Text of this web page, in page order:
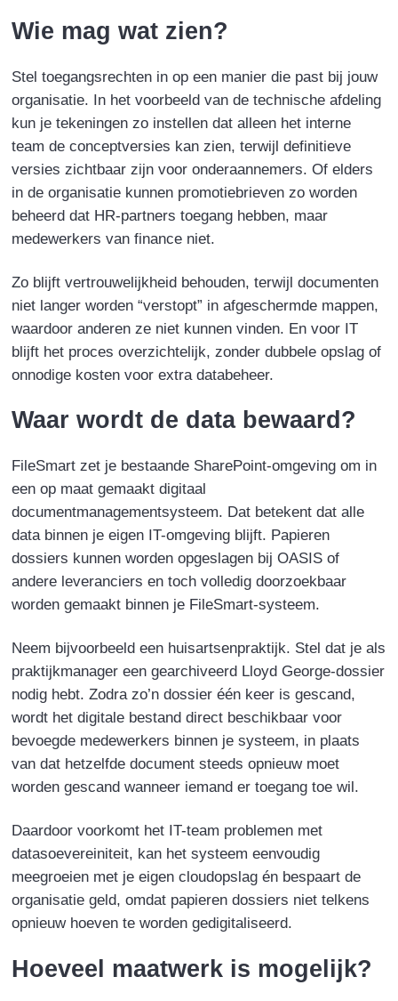
Wie mag wat zien?
Stel toegangsrechten in op een manier die past bij jouw
organisatie. In het voorbeeld van de technische afdeling
kun je tekeningen zo instellen dat alleen het interne
team de conceptversies kan zien, terwijl definitieve
versies zichtbaar zijn voor onderaannemers. Of elders
in de organisatie kunnen promotiebrieven zo worden
beheerd dat HR-partners toegang hebben, maar
medewerkers van finance niet.
Zo blijft vertrouwelijkheid behouden, terwijl documenten
niet langer worden “verstopt” in afgeschermde mappen,
waardoor anderen ze niet kunnen vinden. En voor IT
blijft het proces overzichtelijk, zonder dubbele opslag of
onnodige kosten voor extra databeheer.
Waar wordt de data bewaard?
FileSmart zet je bestaande SharePoint-omgeving om in
een op maat gemaakt digitaal
documentmanagementsysteem. Dat betekent dat alle
data binnen je eigen IT-omgeving blijft. Papieren
dossiers kunnen worden opgeslagen bij OASIS of
andere leveranciers en toch volledig doorzoekbaar
worden gemaakt binnen je FileSmart-systeem.
Neem bijvoorbeeld een huisartsenpraktijk. Stel dat je als
praktijkmanager een gearchiveerd Lloyd George-dossier
nodig hebt. Zodra zo’n dossier één keer is gescand,
wordt het digitale bestand direct beschikbaar voor
bevoegde medewerkers binnen je systeem, in plaats
van dat hetzelfde document steeds opnieuw moet
worden gescand wanneer iemand er toegang toe wil.
Daardoor voorkomt het IT-team problemen met
datasoevereiniteit, kan het systeem eenvoudig
meegroeien met je eigen cloudopslag én bespaart de
organisatiegeld, omdat papieren dossiers niet telkens
opnieuw hoeven te worden gedigitaliseerd.
Hoeveel maatwerk is mogelijk?